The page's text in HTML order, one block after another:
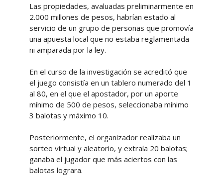
Las propiedades, avaluadas preliminarmente en
2.000 millones de pesos, habrían estado al
servicio de un grupo de personas que promovía
una apuesta local que no estaba reglamentada
ni amparada por la ley.
En el curso de la investigación se acreditó que
el juego consistía en un tablero numerado del 1
al 80, en el que el apostador, por un aporte
mínimo de 500 de pesos, seleccionaba mínimo
3 balotas y máximo 10.
Posteriormente, el organizador realizaba un
sorteo virtual y aleatorio, y extraía 20 balotas;
ganaba el jugador que más aciertos con las
balotas lograra.